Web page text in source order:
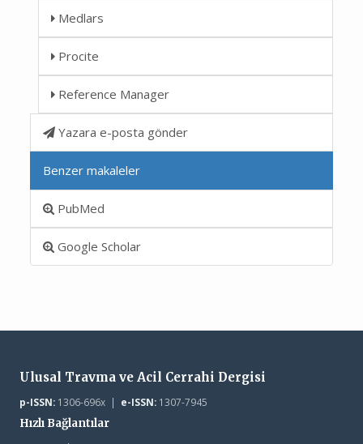
Medlars
Procite
Reference Manager
Yazara e-posta gönder
Benzer makaleler
PubMed
Google Scholar
Ulusal Travma ve Acil Cerrahi Dergisi
p-ISSN:1306-696x | e-ISSN:1307-7945
Hızlı Bağlantılar